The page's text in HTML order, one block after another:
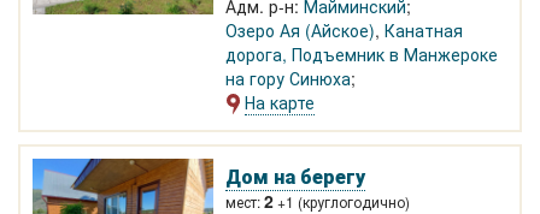
мангальные и кухонные зоны.
Автопарковка с
видеонаблюдением, бесплатный
Wi-Fi. Рядом курорт Манжерок с
кресельным подъемником и
озеро Ая. C апреля по ноябрь.
1000-1500 р.
Адм. р-н: Майминский
Озеро Ая (Айское), Канатная
дорога, Подъемник в Манжероке
на гору Синюха
На карте
Дом на берегу
мест:2+1 (круглогодично)